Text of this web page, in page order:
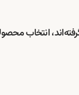
انتخاب